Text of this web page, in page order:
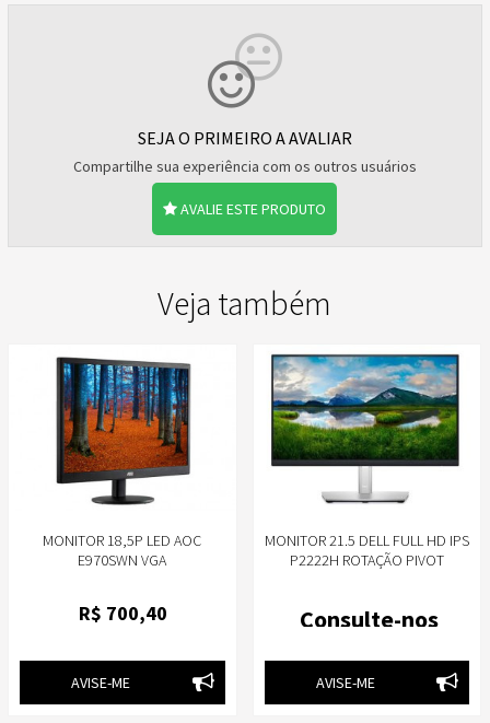
SEJA O PRIMEIRO A AVALIAR
Compartilhe sua experiência com os outros usuários
AVALIE ESTE PRODUTO
Veja também
MONITOR 18,5P LED AOC
E970SWN VGA
R$ 700,40
AVISE-ME
MONITOR 21.5 DELL FULL HD IPS
P2222H ROTAÇÃO PIVOT
Consulte-nos
AVISE-ME